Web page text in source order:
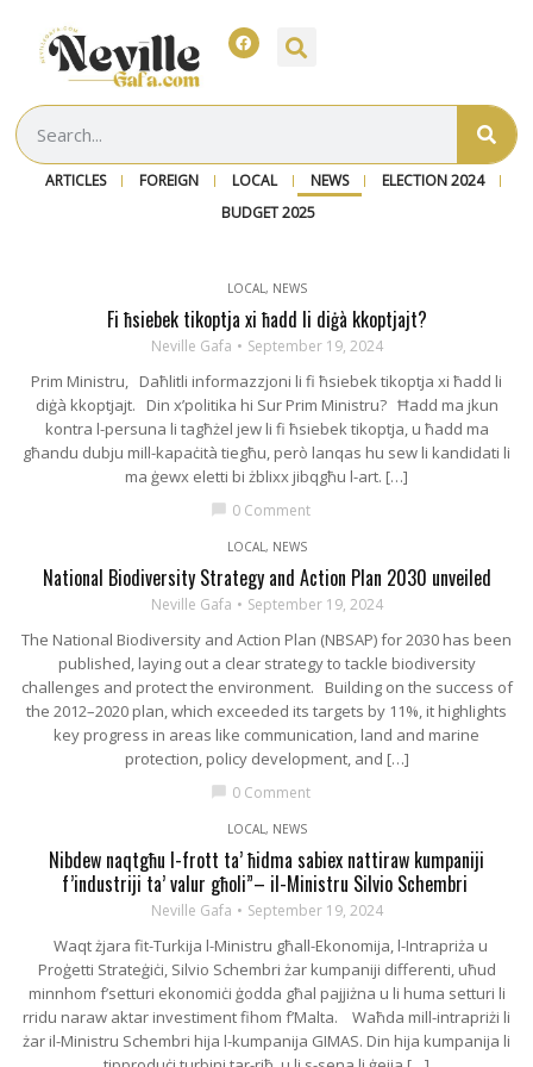
ARTICLES FOREIGN LOCAL NEWS
ELECTION 2024
BUDGET 2025
LOCAL, NEWS
Fi ħsiebek tikoptja xi ħadd li diġà kkoptjajt?
Neville Gafa September 19, 2024
Prim Ministru, Daħlitli informazzjoni li fi ħsiebek tikoptja xi ħadd li
diġà kkoptjajt. Din x’politika hi Sur Prim Ministru? Ħadd ma jkun
kontra l-persuna li tagħżel jew li fi ħsiebek tikoptja, u ħadd ma
għandu dubju mill-kapaċità tiegħu, però lanqas hu sew li kandidati li
ma ġewx eletti bi żblixx jibqgħu l-art. […]
chat_bubble 0 Comment
LOCAL, NEWS
National Biodiversity Strategy and Action Plan 2030 unveiled
Neville Gafa September 19, 2024
The National Biodiversity and Action Plan (NBSAP) for 2030 has been
published, laying out a clear strategy to tackle biodiversity
challenges and protect the environment. Building on the success of
the 2012–2020 plan, which exceeded its targets by 11%, it highlights
key progress in areas like communication, land and marine
protection, policy development, and […]
chat_bubble 0 Comment
LOCAL, NEWS
Nibdew naqtgħu l-frott ta’ ħidma sabiex nattiraw kumpaniji
f’industriji ta’ valur għoli”– il-Ministru Silvio Schembri ​​
Neville Gafa September 19, 2024
Waqt żjara fit-Turkija l-Ministru għall-Ekonomija, l-Intrapriża u
Proġetti Strateġiċi, Silvio Schembri żar kumpaniji differenti, uħud
minnhom f’setturi ekonomiċi ġodda għal pajjiżna u li huma setturi li
rridu naraw aktar investiment fihom f’Malta. Waħda mill-intrapriżi li
żar il-Ministru Schembri hija l-kumpanija GIMAS. Din hija kumpanija li